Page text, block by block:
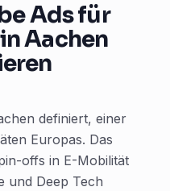
Ads für
Aachen
definiert, einer
Europas. Das
offs in E-Mobilität
und Deep Tech